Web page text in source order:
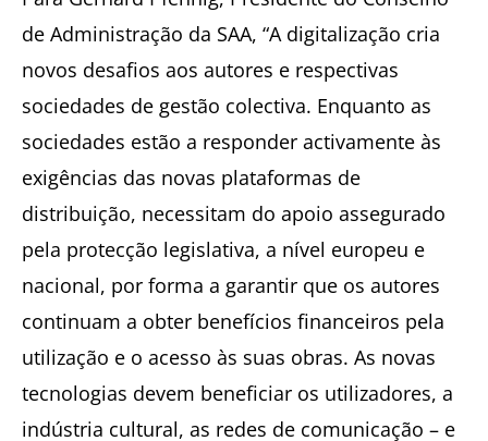
de Administração da SAA, “A digitalização cria
novos desafios aos autores e respectivas
sociedades de gestão colectiva. Enquanto as
sociedades estão a responder activamente às
exigências das novas plataformas de
distribuição, necessitam do apoio assegurado
pela protecção legislativa, a nível europeu e
nacional, por forma a garantir que os autores
continuam a obter benefícios financeiros pela
utilização e o acesso às suas obras. As novas
tecnologias devem beneficiar os utilizadores, a
indústria cultural, as redes de comunicação – e